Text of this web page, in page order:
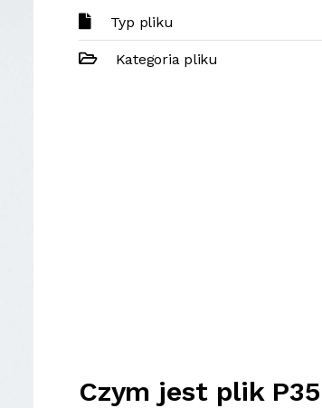
Typ pliku
Kategoria pliku
Czym jest plik